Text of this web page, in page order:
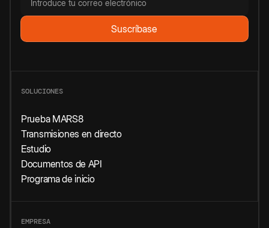
SOLUCIONES
Prueba MARS8
Transmisiones en directo
Estudio
Documentos de API
Programa de inicio
EMPRESA